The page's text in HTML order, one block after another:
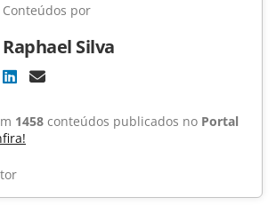
Conteúdos por
Raphael Silva
1458 conteúdos publicados no Portal